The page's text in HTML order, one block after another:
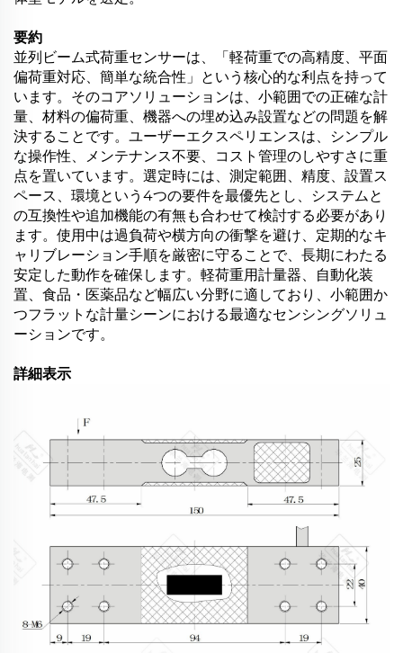
要約
並列ビーム式荷重センサーは、「軽荷重での高精度、平面
偏荷重対応、簡単な統合性」という核心的な利点を持って
います。そのコアソリューションは、小範囲での正確な計
量、材料の偏荷重、機器への埋め込み設置などの問題を解
決することです。ユーザーエクスペリエンスは、シンプル
な操作性、メンテナンス不要、コスト管理のしやすさに重
点を置いています。選定時には、測定範囲、精度、設置ス
ペース、環境という4つの要件を最優先とし、システムと
の互換性や追加機能の有無も合わせて検討する必要があり
ます。使用中は過負荷や横方向の衝撃を避け、定期的なキ
ャリブレーション手順を厳密に守ることで、長期にわたる
安定した動作を確保します。軽荷重用計量器、自動化装
置、食品・医薬品など幅広い分野に適しており、小範囲か
つフラットな計量シーンにおける最適なセンシングソリュ
ーションです。
詳細表示